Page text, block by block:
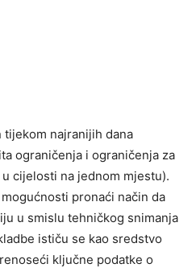
tijekom najranijih dana
ograničenja i ograničenja za
cijelosti na jednom mjestu).
pronaći način da
u smislu tehničkog snimanja
ističu se kao sredstvo
ključne podatke o